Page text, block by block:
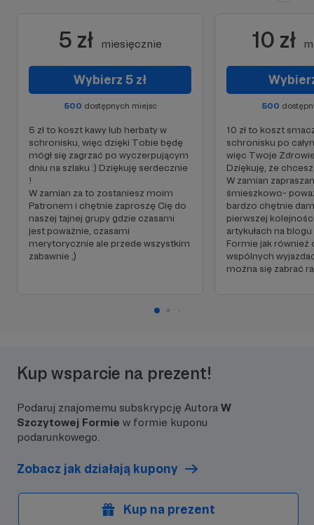
5 zł miesięcznie
Wybierz 5 zł
500 dostępnych miejsc
5 zł to koszt kawy lub herbaty w
schronisku, więc dzięki Tobie będę
mógł się zagrzać po wyczerpującym
dniu na szlaku :) Dziękuję serdecznie
!
W zamian za to zostaniesz moim
Patronem i chętnie zaproszę Cię do
naszej tajnej grupy gdzie czasami
jest poważnie, czasami
merytorycznie ale przede wszystkim
zabawnie ;)
10 zł
500
10 zł to koszt
schronisku po
więc Twoje
Dziękuję, że
W zamian
śmieszkowo-
bardzo chętnie
pierwszej
artykułach na
Formie jak również
wspólnych
można się zabrać
Kup wsparcie na prezent!
Podaruj znajomemu subskrypcję Autora W
Szczytowej Formie w formie kuponu
podarunkowego.
Zobacz jak działają kupony
Kup na prezent